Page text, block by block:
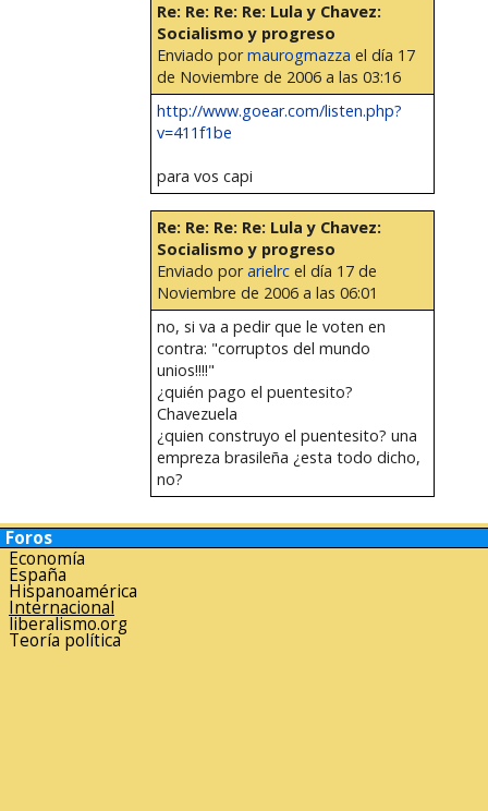
Re: Re: Re: Re: Lula y Chavez:
Socialismo y progreso
Enviado pormaurogmazza el día 17
de Noviembre de 2006 a las 03:16
http://www.goear.com/listen.php?
v=411f1be
para vos capi
Re: Re: Re: Re: Lula y Chavez:
Socialismo y progreso
Enviado porarielrcel día 17 de
Noviembre de 2006 a las 06:01
no, si va a pedir que le voten en
contra: "corruptos del mundo
unios!!!!"
¿quién pago el puentesito?
Chavezuela
¿quien construyo el puentesito? una
empreza brasileña ¿esta todo dicho,
no?
Foros
Economía
España
Hispanoamérica
Internacional
liberalismo.org
Teoría política